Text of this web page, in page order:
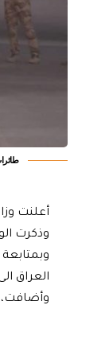
أعلنت
وذكرت
العراق
وأضافت،